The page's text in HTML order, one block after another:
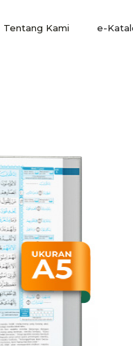
Tentang Kami e-